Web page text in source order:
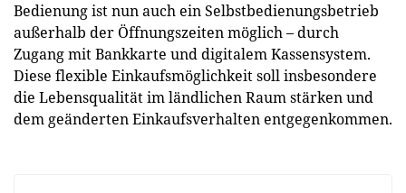
Bedienung ist nun auch ein Selbstbedienungsbetrieb
außerhalb der Öffnungszeiten möglich – durch
Zugang mit Bankkarte und digitalem Kassensystem.
Diese flexible Einkaufsmöglichkeit soll insbesondere
die Lebensqualität im ländlichen Raum stärken und
dem geänderten Einkaufsverhalten entgegenkommen.